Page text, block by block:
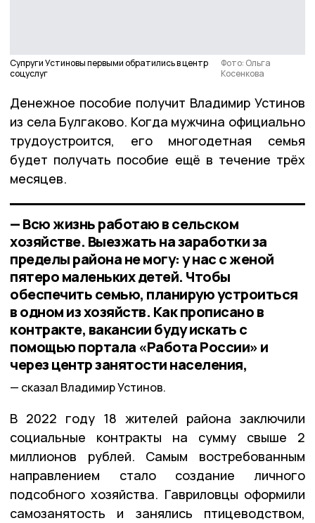
Супруги Устиновы первыми обратились в центр
соцуслуг
Фото: Ольга
Косенкова
Денежное пособие получит Владимир Устинов
из села Булгаково. Когда мужчина официально
трудоустроится, его многодетная семья
будет получать пособие ещё в течение трёх
месяцев.
— Всю жизнь работаю в сельском
хозяйстве. Выезжать на заработки за
пределы района не могу: у нас с женой
пятеро маленьких детей. Чтобы
обеспечить семью, планирую устроиться
в одном из хозяйств. Как прописано в
контракте, вакансии буду искать с
помощью портала «Работа России» и
через центр занятости населения,
сказал Владимир Устинов.
В 2022 году 18 жителей района заключили
социальные контракты на сумму свыше 2
миллионов рублей. Самым востребованным
направлением стало создание личного
подсобного хозяйства. Гавриловцы оформили
самозанятость и занялись птицеводством,